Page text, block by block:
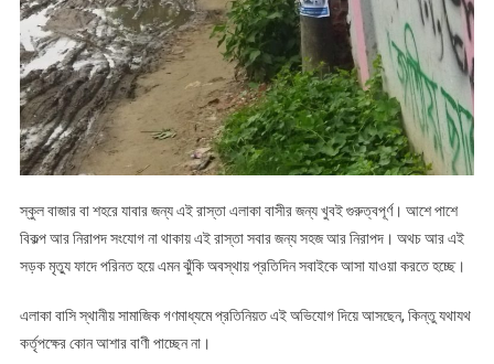
স্কুল বাজার বা শহরে যাবার জন্য এই রাস্তা এলাকা বাসীর জন্য খুবই গুরুত্বপূর্ণ। আশে পাশে
বিকল্প আর নিরাপদ সংযোগ না থাকায় এই রাস্তা সবার জন্য সহজ আর নিরাপদ। অথচ আর এই
সড়ক মৃত্যু ফাদে পরিনত হয়ে এমন ঝুঁকি অবস্থায় প্রতিদিন সবাইকে আসা যাওয়া করতে হচ্ছে।
এলাকা বাসি স্থানীয় সামাজিক গণমাধ্যমে প্রতিনিয়ত এই অভিযোগ দিয়ে আসছেন, কিন্তু যথাযথ
কর্তৃপক্ষের কোন আশার বাণী পাচ্ছেন না।